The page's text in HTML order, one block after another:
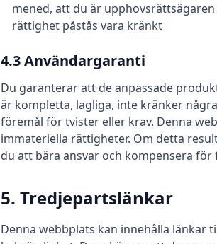
mened, att du är
rättighet påstås vara kränkt
4.3 Användargaranti
Du garanterar att de anpassade
är kompletta, lagliga, inte kränker
föremål för tvister eller krav. Denna
immateriella rättigheter. Om detta
du att bära ansvar och kompensera för
5. Tredjepartslänkar
Denna webbplats kan innehålla länkar